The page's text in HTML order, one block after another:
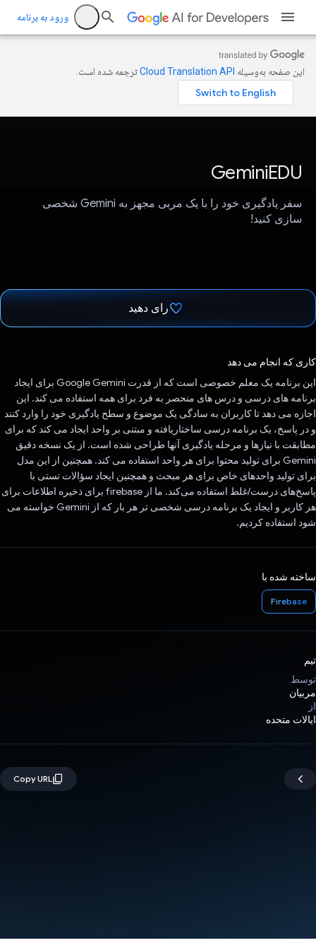
ورود به برنامه
این صفحه به‌وسیله ترجمه شده است.
GeminiEDU
سفر یادگیری خود را با یک مربی مجهز به Gemini شخصی
سازی کنید!
رای دهید
کاری که انجام می دهد
این برنامه یک معلم خصوصی است که از قدرت Google Gemini برای ایجاد
برنامه های درسی و درس های منحصر به فرد برای همه استفاده می کند. این
اجازه می دهد تا کاربران به سادگی یک موضوع و سطح یادگیری خود را وارد کنند
و در پاسخ، یک برنامه درسی ساختاریافته و مبتنی بر واحد ایجاد می کند که برای
مطابقت با نیازها و مرحله یادگیری آنها طراحی شده است. از یک نسخه دقیق
Gemini برای تولید محتوا برای هر واحد استفاده می کند. همچنین از این مدل
برای تولید واحدهای خاص برای هر مبحث و همچنین ایجاد سؤالات تستی با
پاسخ‌های درست/غلط استفاده می‌کند. ما از firebase برای ذخیره اطلاعات برای
هر کاربر و ایجاد یک برنامه درسی شخصی تر هر بار که از Gemini خواسته می
شود استفاده کردیم.
ساخته شده با
Firebase
تیم
توسط
مربیان
از
ایالات متحده